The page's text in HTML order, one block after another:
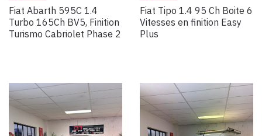
Fiat Abarth 595C 1.4
Turbo 165Ch BV5, Finition
Turismo Cabriolet Phase 2
Fiat Tipo 1.4 95 Ch Boite 6
Vitesses en finition Easy
Plus